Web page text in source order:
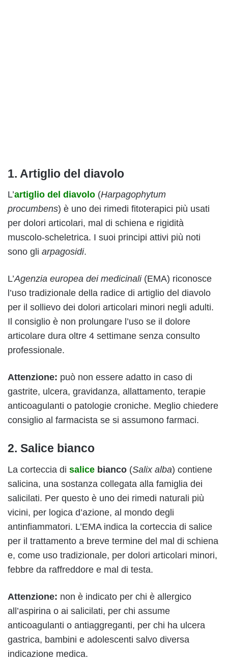
1. Artiglio del diavolo
L’artiglio del diavolo (Harpagophytum
procumbens) è uno dei rimedi fitoterapici più usati
per dolori articolari, mal di schiena e rigidità
muscolo-scheletrica. I suoi principi attivi più noti
sono gli arpagosidi.
L’Agenzia europea dei medicinali(EMA) riconosce
l’uso tradizionale della radice di artiglio del diavolo
per il sollievo dei dolori articolari minori negli adulti.
Il consiglio è non prolungare l’uso se il dolore
articolare dura oltre 4 settimane senza consulto
professionale.
Attenzione: può non essere adatto in caso di
gastrite, ulcera, gravidanza, allattamento, terapie
anticoagulanti o patologie croniche. Meglio chiedere
consiglio al farmacista se si assumono farmaci.
2. Salice bianco
La corteccia di salice bianco (Salix alba) contiene
salicina, una sostanza collegata alla famiglia dei
salicilati. Per questo è uno dei rimedi naturali più
vicini, per logica d’azione, al mondo degli
antinfiammatori. L’EMA indica la corteccia di salice
per il trattamento a breve termine del mal di schiena
e, come uso tradizionale, per dolori articolari minori,
febbre da raffreddore e mal di testa.
Attenzione: non è indicato per chi è allergico
all’aspirina o ai salicilati, per chi assume
anticoagulanti o antiaggreganti, per chi ha ulcera
gastrica, bambini e adolescenti salvo diversa
indicazione medica.